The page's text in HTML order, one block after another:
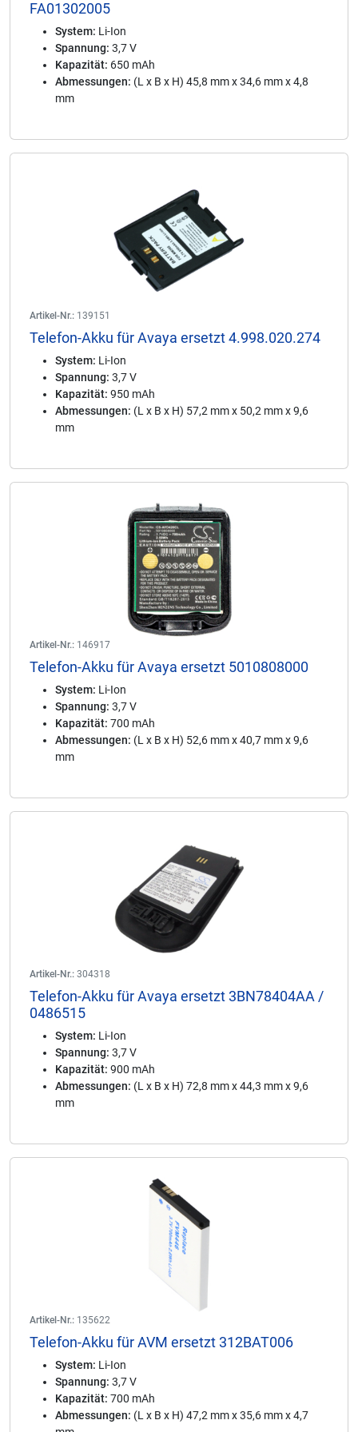
FA01302005
System: Li-Ion
Spannung: 3,7 V
Kapazität: 650 mAh
Abmessungen: (L x B x H) 45,8 mm x 34,6 mm x 4,8
mm
Artikel-Nr.: 139151
Telefon-Akku für Avaya ersetzt 4.998.020.274
System: Li-Ion
Spannung: 3,7 V
Kapazität: 950 mAh
Abmessungen: (L x B x H) 57,2 mm x 50,2 mm x 9,6
mm
Artikel-Nr.: 146917
Telefon-Akku für Avaya ersetzt 5010808000
System: Li-Ion
Spannung: 3,7 V
Kapazität: 700 mAh
Abmessungen: (L x B x H) 52,6 mm x 40,7 mm x 9,6
mm
Artikel-Nr.: 304318
Telefon-Akku für Avaya ersetzt 3BN78404AA /
0486515
System: Li-Ion
Spannung: 3,7 V
Kapazität: 900 mAh
Abmessungen: (L x B x H) 72,8 mm x 44,3 mm x 9,6
mm
Artikel-Nr.: 135622
Telefon-Akku für AVM ersetzt 312BAT006
System: Li-Ion
Spannung: 3,7 V
Kapazität: 700 mAh
Abmessungen: (L x B x H) 47,2 mm x 35,6 mm x 4,7